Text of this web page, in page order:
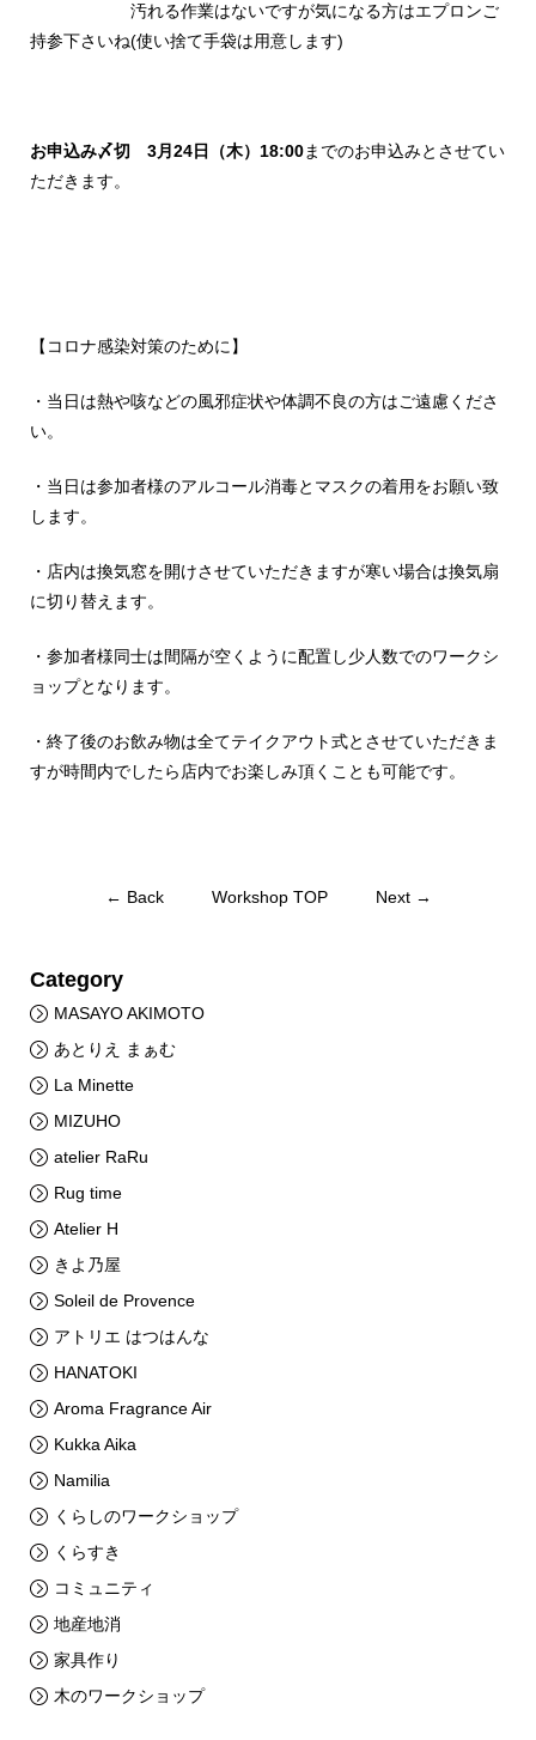
汚れる作業はないですが気になる方はエプロンご
持参下さいね(使い捨て手袋は用意します)
お申込み〆切 3月24日（木）18:00までのお申込みとさせてい
ただきます。
【コロナ感染対策のために】
・当日は熱や咳などの風邪症状や体調不良の方はご遠慮くださ
い。
・当日は参加者様のアルコール消毒とマスクの着用をお願い致
します。
・店内は換気窓を開けさせていただきますが寒い場合は換気扇
に切り替えます。
・参加者様同士は間隔が空くように配置し少人数でのワークシ
ョップとなります。
・終了後のお飲み物は全てテイクアウト式とさせていただきま
すが時間内でしたら店内でお楽しみ頂くことも可能です。
← Back Workshop TOP Next →
Category
MASAYO AKIMOTO
あとりえ まぁむ
La Minette
MIZUHO
atelier RaRu
Rug time
Atelier H
きよ乃屋
Soleil de Provence
アトリエ はつはんな
HANATOKI
Aroma Fragrance Air
Kukka Aika
Namilia
くらしのワークショップ
くらすき
コミュニティ
地産地消
家具作り
木のワークショップ